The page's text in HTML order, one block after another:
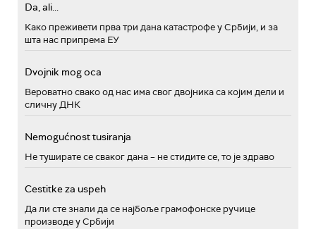
Da, ali...
Како преживети прва три дана катастрофе у Србији, и за
шта нас припрема ЕУ
Dvojnik mog oca
Вероватно свако од нас има свог двојника са којим дели и
сличну ДНК
Nemogućnost tusiranja
Не туширате се сваког дана – не стидите се, то је здраво
Cestitke za uspeh
Да ли сте знали да се најбоље грамофонске ручице
производе у Србији